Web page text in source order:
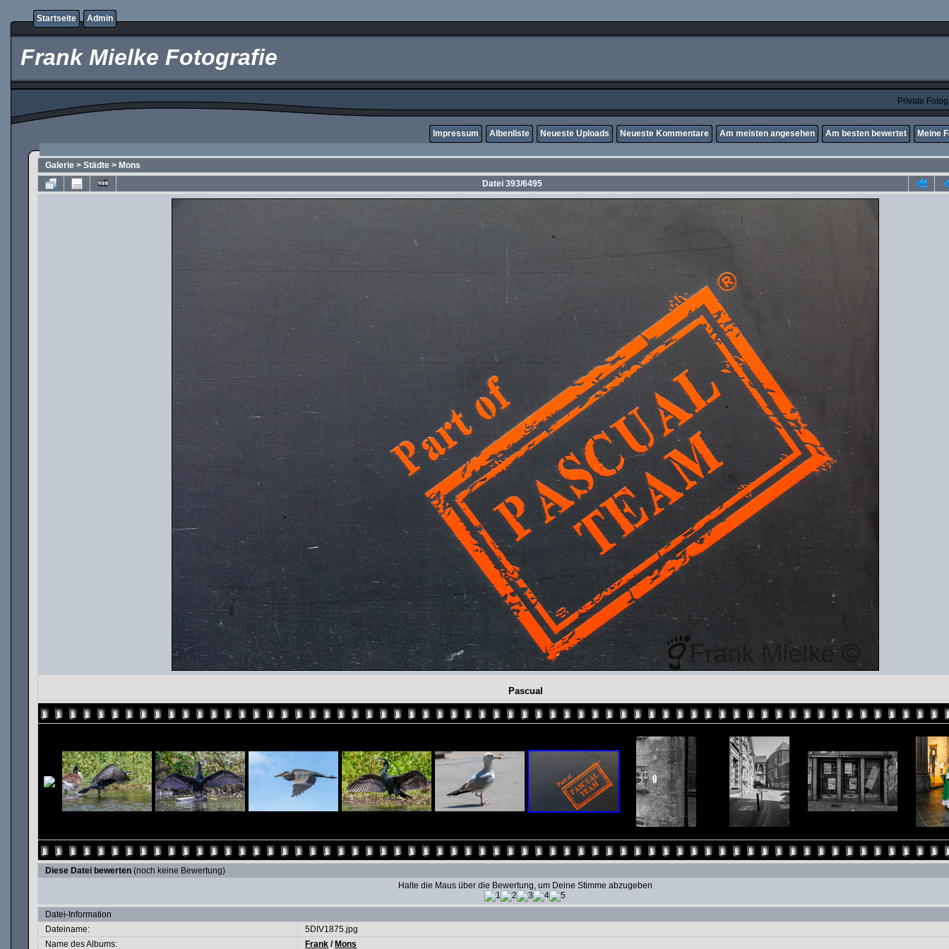
Startseite Admin
Frank Mielke Fotografie
Private
Impressum Albenliste Neueste Uploads Neueste Kommentare Am meisten angesehen Am besten bewertet Meine
Galerie > Städte > Mons
Datei 393/6495
Pascual
Diese Datei bewerten (noch keine Bewertung)
Halte die Maus über die Bewertung, um Deine Stimme abzugeben
Datei-Information
Dateiname:
5DIV1875.jpg
Name des Albums:
Frank / Mons